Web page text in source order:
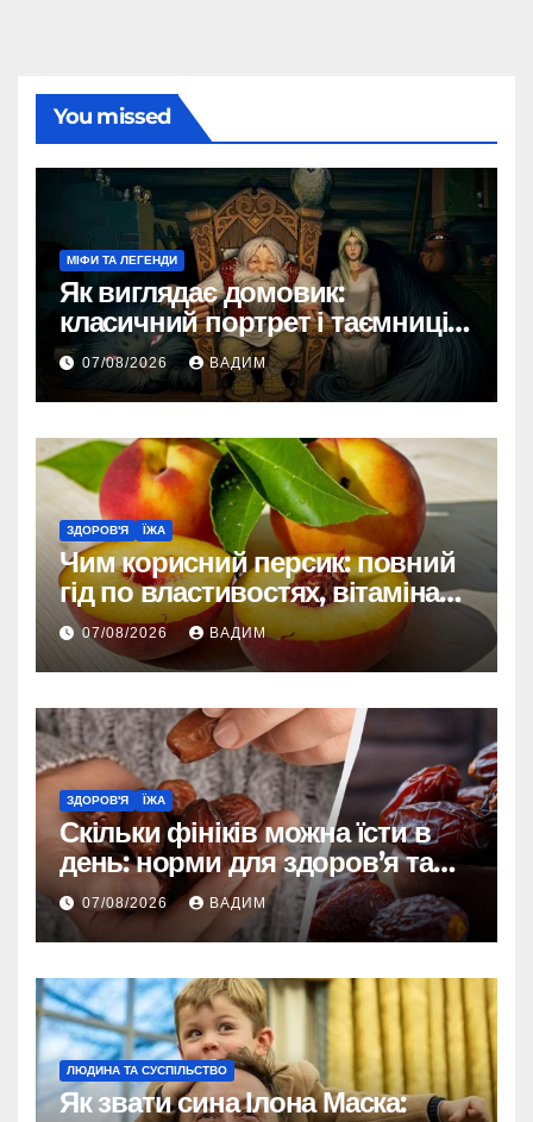
You missed
МІФИ ТА ЛЕГЕНДИ
Як виглядає домовик:
класичний портрет і таємниці
зовнішності
07/08/2026 ВАДИМ
ЗДОРОВ'Я ЇЖА
Чим корисний персик: повний
гід по властивостях, вітамінах і
впливі на організм
07/08/2026 ВАДИМ
ЗДОРОВ'Я ЇЖА
Скільки фініків можна їсти в
день: норми для здоров’я та
енергії
07/08/2026 ВАДИМ
ЛЮДИНА ТА СУСПІЛЬСТВО
Як звати сина Ілона Маска: